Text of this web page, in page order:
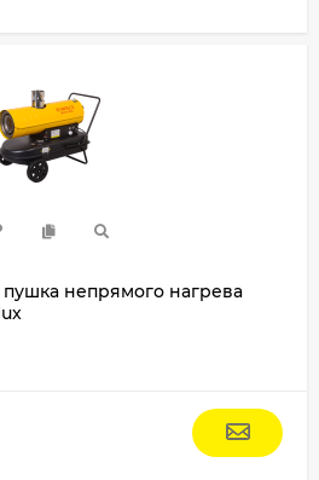
непрямого нагрева